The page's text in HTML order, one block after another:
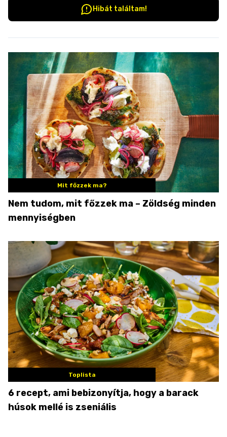
Hibát találtam!
Mit főzzek ma?
Nem tudom, mit főzzek ma – Zöldség minden
mennyiségben
Toplista
6 recept, ami bebizonyítja, hogy a barack
húsok mellé is zseniális